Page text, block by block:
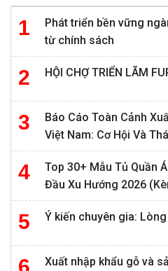
Phát triển bền vững
từ chính sách
HỘI CHỢ TRIỂN LÃM
Báo Cáo Toàn Cảnh
Việt Nam: Cơ Hội Và
Top 30+ Mẫu Tủ Quần
Đầu Xu Hướng 2026
Ý kiến chuyên gia:
Xuất nhập khẩu gỗ và